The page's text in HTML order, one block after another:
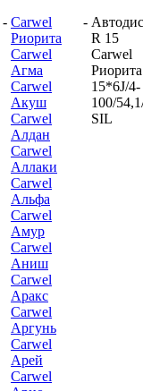
- Carwel
Риорита
Carwel
Агма
Carwel
Акуш
Carwel
Алдан
Carwel
Аллаки
Carwel
Альфа
Carwel
Амур
Carwel
Аниш
Carwel
Аракс
Carwel
Аргунь
Carwel
Арей
Carwel
-
R 15
Carwel
Риорита
15*6J/4-
100/
SIL